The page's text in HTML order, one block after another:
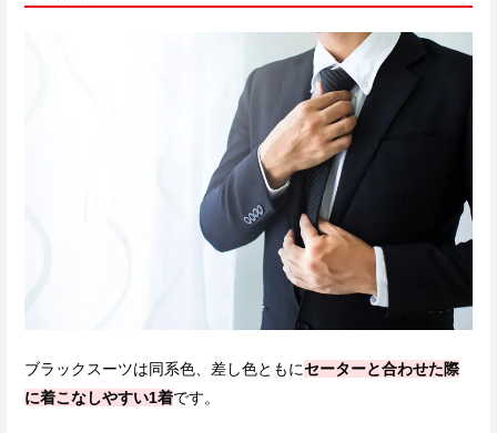
ブラックスーツは同系色、差し色ともにセーターと合わせた際
に着こなしやすい1着です。